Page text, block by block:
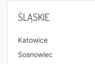
ŚLĄSKIE
Katowice
Sosnowiec